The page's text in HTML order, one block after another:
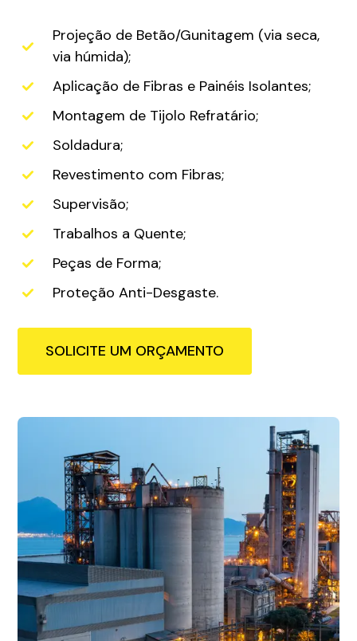
Projeção de Betão/Gunitagem (via seca,
via húmida);
Aplicação de Fibras e Painéis Isolantes;
Montagem de Tijolo Refratário;
Soldadura;
Revestimento com Fibras;
Supervisão;
Trabalhos a Quente;
Peças de Forma;
Proteção Anti-Desgaste.
SOLICITE UM ORÇAMENTO